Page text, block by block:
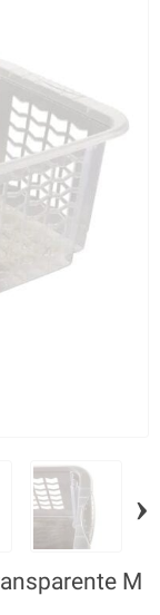
›
M